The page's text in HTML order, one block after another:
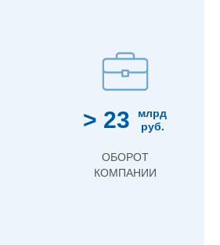
> 23
млрд
руб.
ОБОРОТ
КОМПАНИИ